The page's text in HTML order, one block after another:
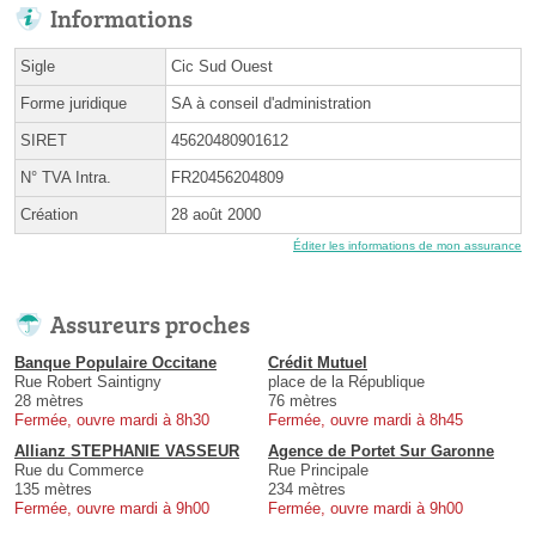
Informations
Sigle Cic Sud Ouest
Forme juridique SA à conseil d'administration
SIRET 45620480901612
N° TVA Intra. FR20456204809
Création 28 août 2000
Éditer les informations de mon assurance
Assureurs proches
Banque Populaire Occitane
Rue Robert Saintigny
28 mètres
Fermée, ouvre mardi à 8h30
Crédit Mutuel
place de la République
76 mètres
Fermée, ouvre mardi à 8h45
Allianz STEPHANIE VASSEUR
Rue du Commerce
135 mètres
Fermée, ouvre mardi à 9h00
Agence de Portet Sur Garonne
Rue Principale
234 mètres
Fermée, ouvre mardi à 9h00